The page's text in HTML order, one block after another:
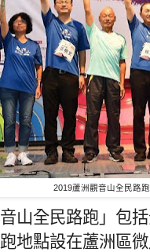
2019蘆洲觀音山全民路
山全民路跑」包
地點設在蘆洲區